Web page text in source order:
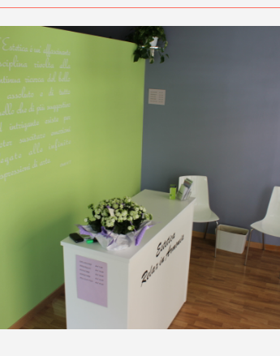
Venerdì: 12:00 – 20:00
sull'offerta o sulle modalità di